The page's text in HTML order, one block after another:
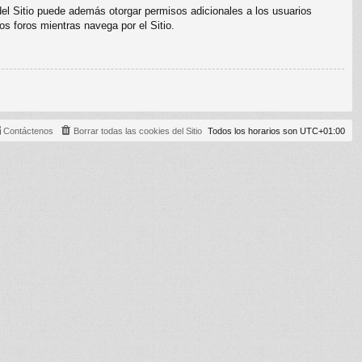
Sitio puede además otorgar permisos adicionales a los usuarios
foros mientras navega por el Sitio.
Todos los horarios son UTC+01:00
Borrar todas las cookies del Sitio
Contáctenos